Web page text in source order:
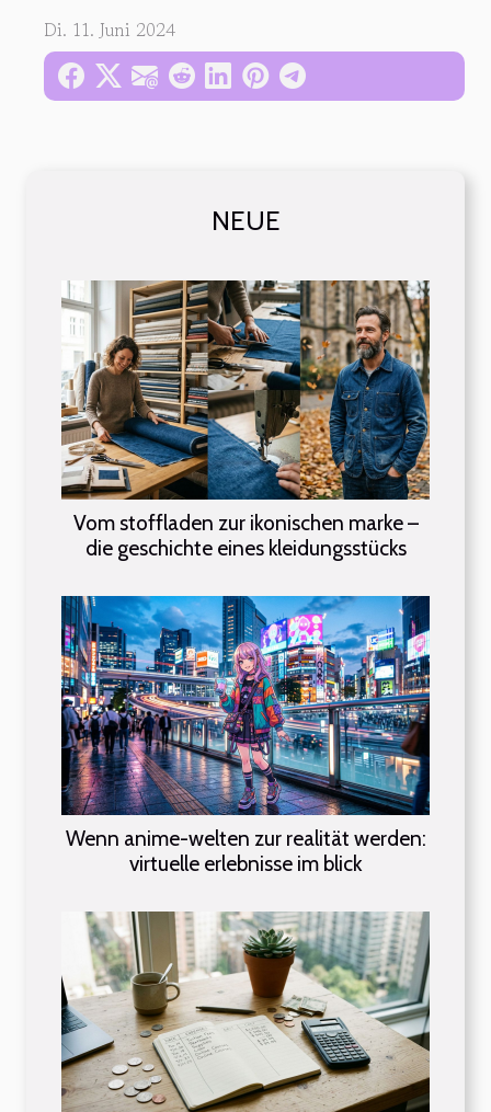
NEUE
Vom stoffladen zur ikonischen marke –
die geschichte eines kleidungsstücks
Wenn anime-welten zur realität werden:
virtuelle erlebnisse im blick
Di. 11. Juni 2024